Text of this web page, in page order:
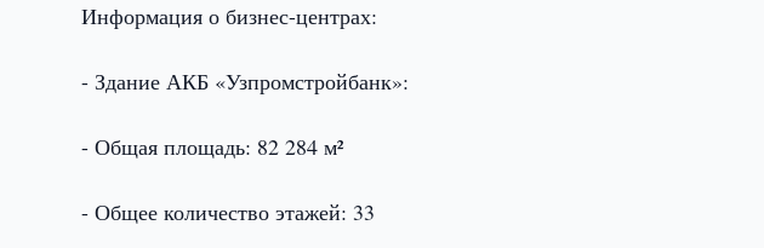
Информация о бизнес-центрах:
- Здание АКБ «Узпромстройбанк»:
- Общая площадь: 82 284 м²
- Общее количество этажей: 33